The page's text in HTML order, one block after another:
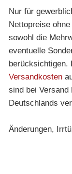
Nur für
Nettopreise
sowohl die
eventuelle
berücksichtigen.
Versandkosten
sind bei Versand
Deutschlands
Änderungen,